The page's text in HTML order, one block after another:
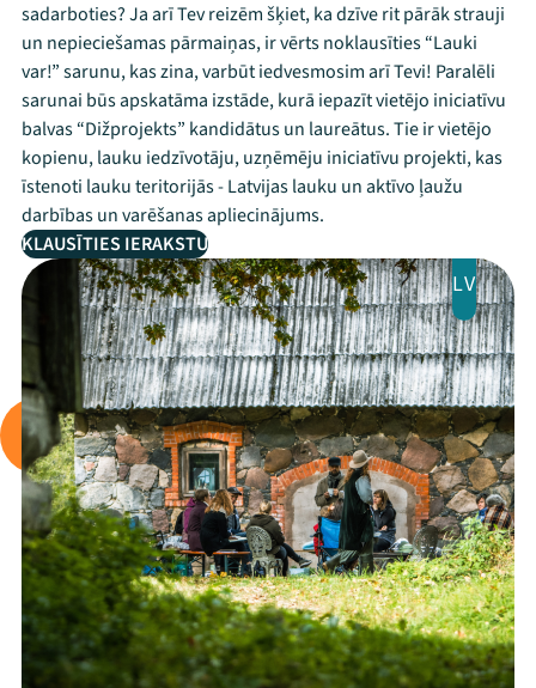
sadarboties? Ja arī Tev reizēm šķiet, ka dzīve rit pārāk strauji
un nepieciešamas pārmaiņas, ir vērts noklausīties “Lauki
var!” sarunu, kas zina, varbūt iedvesmosim arī Tevi! Paralēli
sarunai būs apskatāma izstāde, kurā iepazīt vietējo iniciatīvu
balvas “Dižprojekts” kandidātus un laureātus. Tie ir vietējo
kopienu, lauku iedzīvotāju, uzņēmēju iniciatīvu projekti, kas
īstenoti lauku teritorijās - Latvijas lauku un aktīvo ļaužu
darbības un varēšanas apliecinājums.
KLAUSĪTIES IERAKSTU
LV